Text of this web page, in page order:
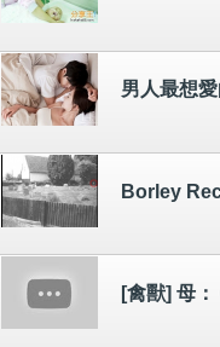
男人最想
Borley
[禽獸] 母